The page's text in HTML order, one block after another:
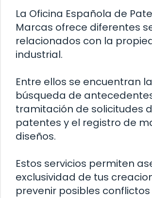
La Oficina Española de
Marcas ofrece diferentes
relacionados con la
industrial.
Entre ellos se encuentran la
búsqueda de
tramitación de solicitudes
patentes y el registro de
diseños.
Estos servicios permiten
exclusividad de tus
prevenir posibles